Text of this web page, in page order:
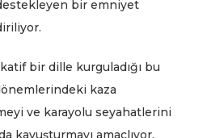
bir emniyet
bir dille kurguladığı bu
kaza
ve karayolu seyahatlerini
kavuşturmayı amaçlıyor.